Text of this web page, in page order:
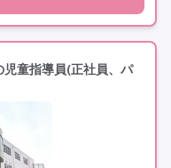
童指導員(正社員、パ